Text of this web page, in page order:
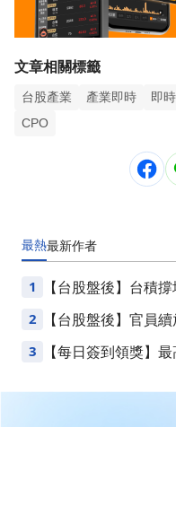
文章相關標籤
台股產業 產業即時 即
CPO
最熱最新作者
1 【台股盤後】台積
2 【台股盤後】官員
3
【每日簽到領獎】